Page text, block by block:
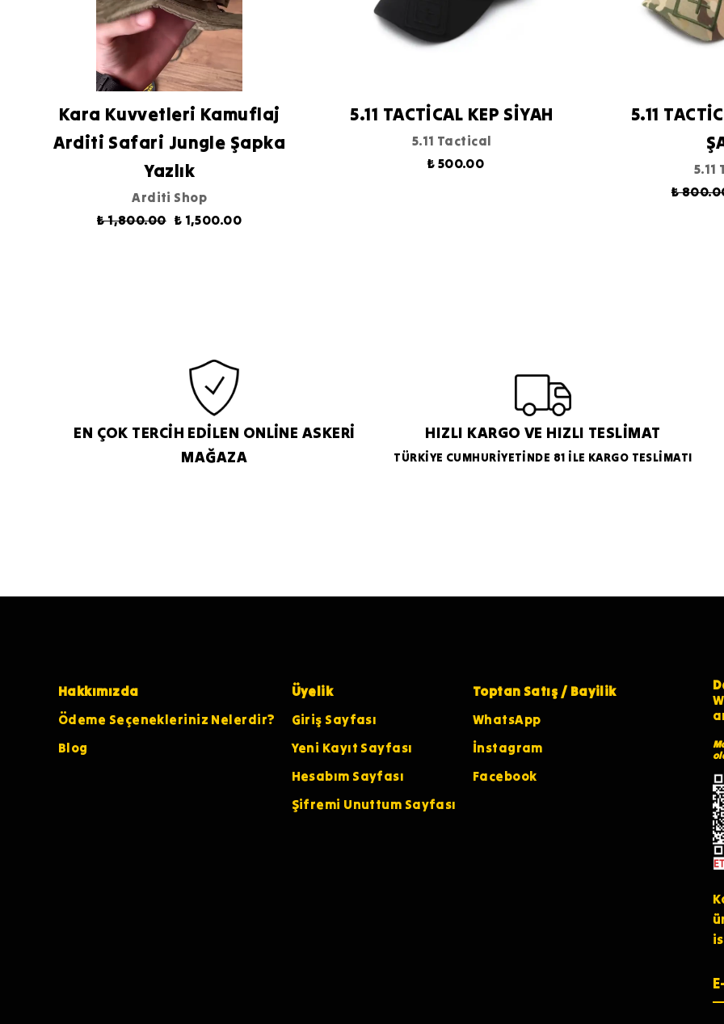
Kara Kuvvetleri Kamuflaj
Arditi Safari Jungle Şapka
Yazlık
Arditi Shop
₺ 1,800.00 ₺ 1,500.00
5.11 TACTİCAL KEP SİYAH
5.11 Tactical
₺ 500.00
5.11
₺
EN ÇOK TERCİH EDİLEN ONLİNE ASKERİ
MAĞAZA
HIZLI KARGO VE HIZLI TESLİMAT
TÜRKİYE CUMHURİYETİNDE 81 İLE KARGO TESLİMATI
Hakkımızda
Ödeme Seçenekleriniz Nelerdir?
Blog
Üyelik
Giriş Sayfası
Yeni Kayıt Sayfası
Hesabım Sayfası
Şifremi Unuttum Sayfası
Toptan Satış / Bayilik
WhatsApp
İnstagram
Facebook